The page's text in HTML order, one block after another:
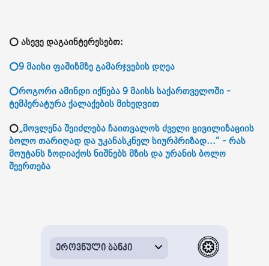
⭕ ასევე დაგაინტერესებთ:
⭕9 მაისი ფაშიზმზე გამარჯვების დღეა
⭕როგორი ამინდი იქნება 9 მაისს საქართველოში -
ტემპერატურა ქალაქების მიხედვით
⭕„მოვლენა შეიძლება ჩაითვალოს ძველი ცივილიზაციის
ბოლო თარიღად და უკანასკნელ სიურპრიზად...“ - რას
მოუტანს ზოდიაქოს ნიშნებს მზის და ურანის ბოლო
შეერთება